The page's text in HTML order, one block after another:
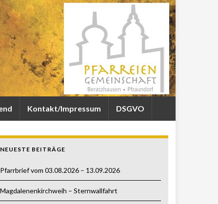
Kontakt/Impressum DSGVO
NEUESTE BEITRÄGE
Pfarrbrief vom 03.08.2026 – 13.09.2026
Magdalenenkirchweih – Sternwallfahrt